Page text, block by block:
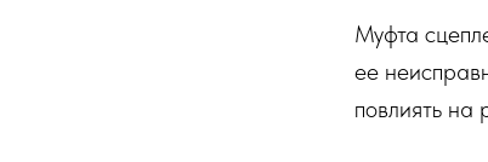
Муфта
ее
повлиять на